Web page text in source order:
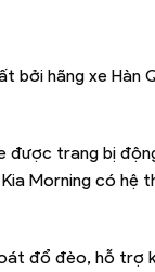
bởi hãng xe Hàn
được trang bị
Morning có hệ
đổ đèo, hỗ trợ